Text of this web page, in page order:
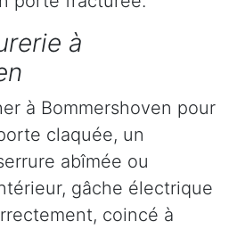
à
à Bommershoven pour
claquée, un
abîmée ou
gâche électrique
coincé à